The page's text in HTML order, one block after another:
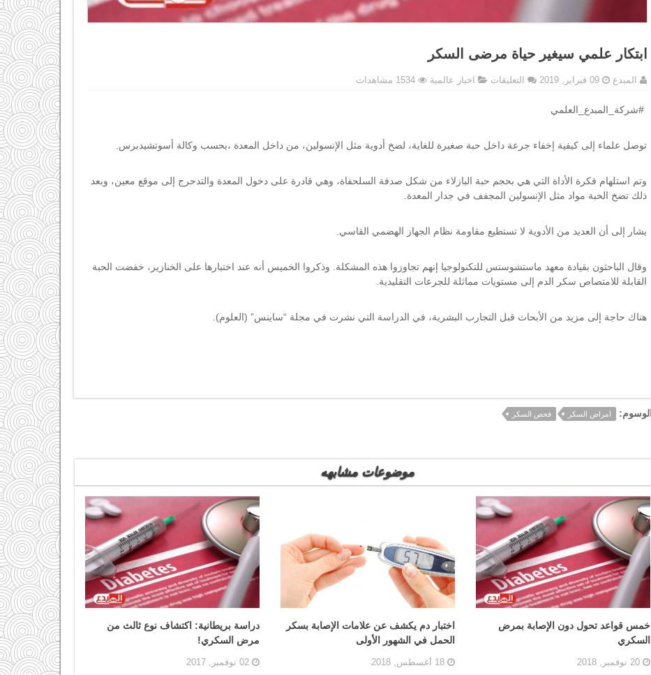
ابتكار علمي سيغير حياة مرضى السكر
المبدع 09 فبراير, 2019 التعليقاتعلى
مرضى
اخبار عالمية 1534 مشاهدات
.#شركة_المبدع_العلمي
توصل علماء إلى كيفية إخفاء جرعة داخل حبة صغيرة للغاية، لضخ أدوية مثل الإنسولين، من داخل المعدة ،بحسب وكالة أسوتشيدبرس.
وتم استلهام فكرة الأداة التي هي بحجم حبة البازلاء من شكل صدفة السلحفاة، وهي قادرة على دخول المعدة والتدحرج إلى موقع معين، وبعد
ذلك تضخ الحبة مواد مثل الإنسولين المجفف في جدار المعدة.
يشار إلى أن العديد من الأدوية لا تستطيع مقاومة نظام الجهاز الهضمي القاسي.
وقال الباحثون بقيادة معهد ماستشوستس للتكنولوجيا إنهم تجاوزوا هذه المشكلة. وذكروا الخميس أنه عند اختبارها على الخنازير، خفضت الحبة
القابلة للامتصاص سكر الدم إلى مستويات مماثلة للجرعات التقليدية.
هناك حاجة إلى مزيد من الأبحاث قبل التجارب البشرية، في الدراسة التي نشرت في مجلة “ساينس” (العلوم).
الوسوم: امراض السكر فحص السكر
موضوعات مشابهه
خمس قواعد تحول دون الإصابة بمرض
السكري
20 نوفمبر, 2018
اختبار دم يكشف عن علامات الإصابة بسكر
الحمل في الشهور الأولى
18 أغسطس, 2018
دراسة بريطانية: اكتشاف نوع ثالث من
مرض السكري!
02 نوفمبر, 2017